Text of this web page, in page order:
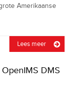
Amerikaanse
Lees meer
DMS